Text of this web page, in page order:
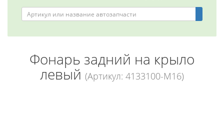
Фонарь задний на крыло
левый (Артикул: 4133100-M16)